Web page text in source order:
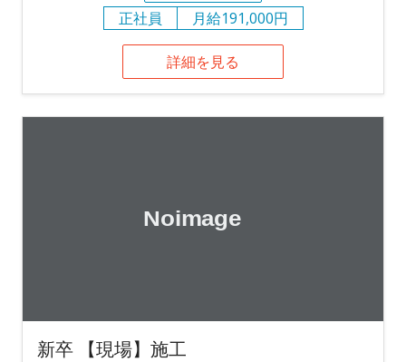
正社員 月給191,000円
詳細を見る
新卒 【現場】施工